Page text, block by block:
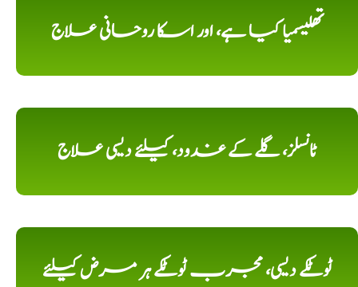
تھلیسمیا کیا ہے، اور اسکا روحانی علاج
ٹانسلز، گلے کے غدود، کیلئے دیسی علاج
ٹوٹکے دیسی، مجرب ٹوٹکے ہر مرض کیلئے